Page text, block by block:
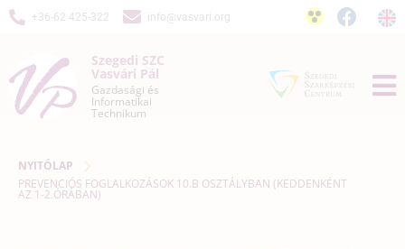
+36-62 425-322 info@vasvari.org
Szegedi SZC
Vasvári Pál
Gazdasági és
Informatikai
Technikum
NYITÓLAP
PREVENCIÓS FOGLALKOZÁSOK 10.B OSZTÁLYBAN (KEDDENKÉNT
AZ 1-2.ÓRÁBAN)